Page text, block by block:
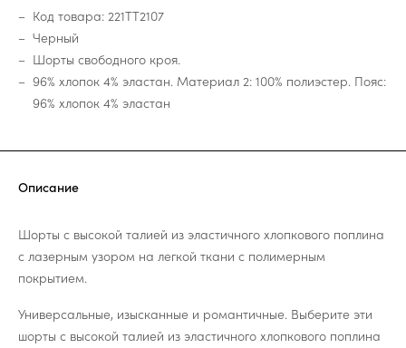
Код товара: 221TT2107
Черный
Шорты свободного кроя.
96% хлопок 4% эластан. Материал 2: 100% полиэстер. Пояс:
96% хлопок 4% эластан
Описание
Шорты с высокой талией из эластичного хлопкового поплина
с лазерным узором на легкой ткани с полимерным
покрытием.
Универсальные, изысканные и романтичные. Выберите эти
шорты с высокой талией из эластичного хлопкового поплина